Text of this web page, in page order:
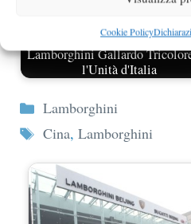
Cookie Policy
Lamborghini Gallardo
l'Unità d'Italia
Categorie
Lamborghini
Tag
Cina, Lamborghini